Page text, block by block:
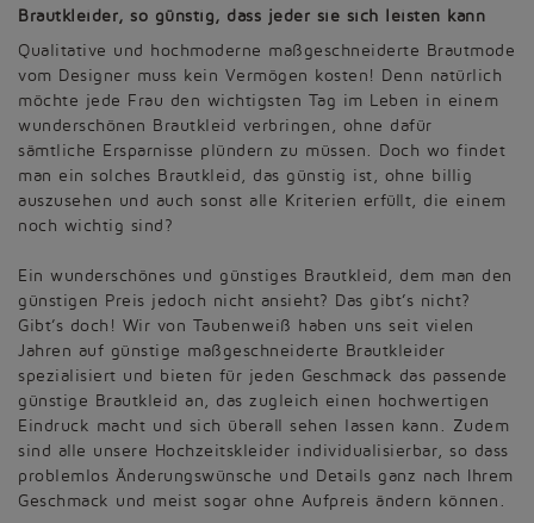
Brautkleider, so günstig, dass jeder sie sich leisten kann
Qualitative und hochmoderne maßgeschneiderte Brautmode
vom Designer muss kein Vermögen kosten! Denn natürlich
möchte jede Frau den wichtigsten Tag im Leben in einem
wunderschönen Brautkleid verbringen, ohne dafür
sämtliche Ersparnisse plündern zu müssen. Doch wo findet
man ein solches Brautkleid, das günstig ist, ohne billig
auszusehen und auch sonst alle Kriterien erfüllt, die einem
noch wichtig sind?
Ein wunderschönes und günstiges Brautkleid, dem man den
günstigen Preis jedoch nicht ansieht? Das gibt’s nicht?
Gibt’s doch! Wir von Taubenweiß haben uns seit vielen
Jahren auf günstige maßgeschneiderte Brautkleider
spezialisiert und bieten für jeden Geschmack das passende
günstige Brautkleid an, das zugleich einen hochwertigen
Eindruck macht und sich überall sehen lassen kann. Zudem
sind alle unsere Hochzeitskleider individualisierbar, so dass
problemlos Änderungswünsche und Details ganz nach Ihrem
Geschmack und meist sogar ohne Aufpreis ändern können.